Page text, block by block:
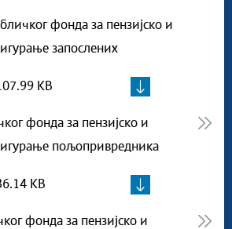
фонда за пензијско и
запослених
KB
фонда за пензијско и
пољопривредника
KB
фонда за пензијско и